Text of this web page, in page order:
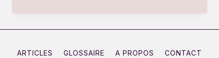
ARTICLES GLOSSAIRE A PROPOS CONTACT